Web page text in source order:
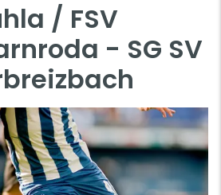
/ FSV
- SG SV